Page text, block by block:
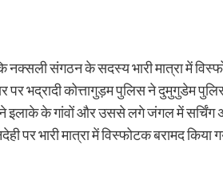
नक्सली संगठन के सदस्य भारी मात्रा में
भद्रादी कोत्तागुड़म पुलिस ने दुमुगुडेम
इलाके के गांवों और उससे लगे जंगल में सर्चिंग
पर भारी मात्रा में विस्फोटक बरामद किया